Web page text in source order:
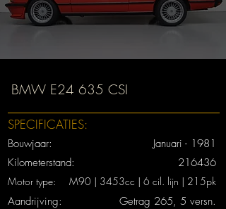
BMW E24 635 CSI
SPECIFICATIES:
Bouwjaar:
Januari - 1981
Kilometerstand:
216436
Motor type: M90 | 3453cc | 6 cil. lijn | 215pk
Aandrijving: Getrag 265, 5 versn.